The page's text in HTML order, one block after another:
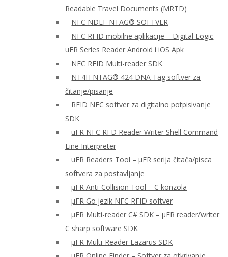
Readable Travel Documents (MRTD)
NFC NDEF NTAG® SOFTVER
NFC RFID mobilne aplikacije – Digital Logic
uFR Series Reader Android i iOS Apk
NFC RFID Multi-reader SDK
NT4H NTAG® 424 DNA Tag softver za
čitanje/pisanje
RFID NFC softver za digitalno potpisivanje
SDK
uFR NFC RFD Reader Writer Shell Command
Line Interpreter
uFR Readers Tool – μFR serija čitača/pisca
softvera za postavljanje
μFR Anti-Collision Tool – C konzola
μFR Go jezik NFC RFID softver
μFR Multi-reader C# SDK – μFR reader/writer
C sharp software SDK
μFR Multi-Reader Lazarus SDK